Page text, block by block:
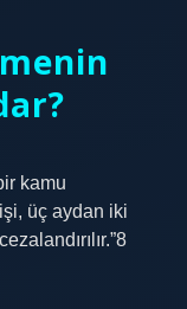
kamu
üç aydan iki